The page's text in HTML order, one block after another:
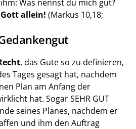
allein! (Markus 10,18;
, das Gute so zu definieren,
Tages gesagt hat, nachdem
Plan am Anfang der
hat. Sogar SEHR GUT
seines Planes, nachdem er
und ihm den Auftrag